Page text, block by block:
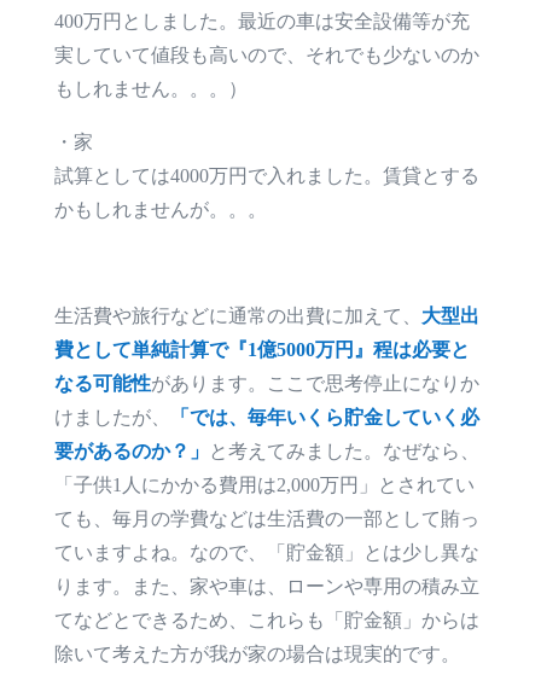
400万円としました。最近の車は安全設備等が充
実していて値段も高いので、それでも少ないのか
もしれません。。。）
・家
試算としては4000万円で入れました。賃貸とする
かもしれませんが。。。
生活費や旅行などに通常の出費に加えて、 大型出
費として単純計算で『1億5000万円』程は必要と
なる可能性があります。ここで思考停止になりか
けましたが、
「では、毎年いくら貯金していく必
要があるのか？」
と考えてみました。なぜなら、
「子供1人にかかる費用は2,000万円」とされてい
ても、毎月の学費などは生活費の一部として賄っ
ていますよね。なので、「貯金額」とは少し異な
ります。また、家や車は、ローンや専用の積み立
てなどとできるため、これらも「貯金額」からは
除いて考えた方が我が家の場合は現実的です。